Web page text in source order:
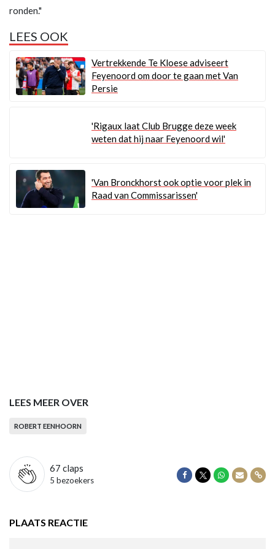
ronden."
LEES OOK
Vertrekkende Te Kloese adviseert
Feyenoord om door te gaan met Van
Persie
'Rigaux laat Club Brugge deze week
weten dat hij naar Feyenoord wil'
'Van Bronckhorst ook optie voor plek in
Raad van Commissarissen'
LEES MEER OVER
ROBERT EENHOORN
67 claps
5 bezoekers
Delen op Facebook
Delen op Twitter
Delen op
Delen
PLAATS REACTIE